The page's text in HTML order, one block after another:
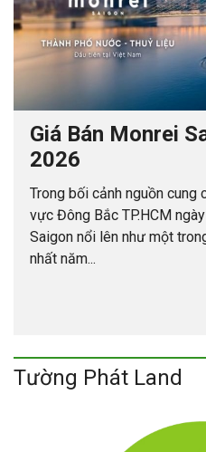
Giá Bán Monrei
2026
Trong bối cảnh nguồn cung
vực Đông Bắc TP.HCM
Saigon nổi lên như một
nhất năm...
Tường Phát Land